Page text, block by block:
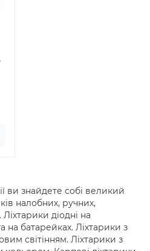
ви знайдете собі великий
налобних, ручних,
діодні на
на батарейках. Ліхтарики з
світінням. Ліхтарики з